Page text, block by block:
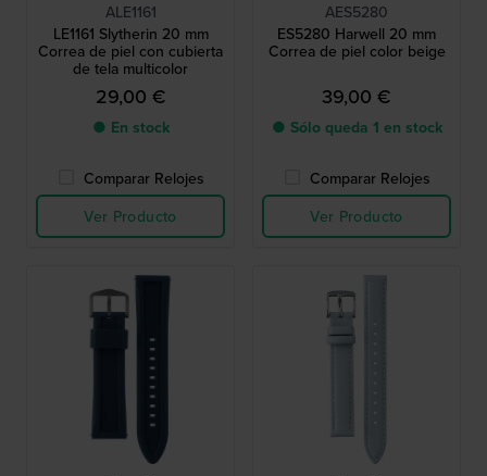
ALE1161
LE1161 Slytherin 20 mm
Correa de piel con cubierta
de tela multicolor
29,00 €
● En stock
Comparar Relojes
Ver Producto
AES5280
ES5280 Harwell 20 mm
Correa de piel color beige
39,00 €
● Sólo queda 1 en stock
Comparar Relojes
Ver Producto